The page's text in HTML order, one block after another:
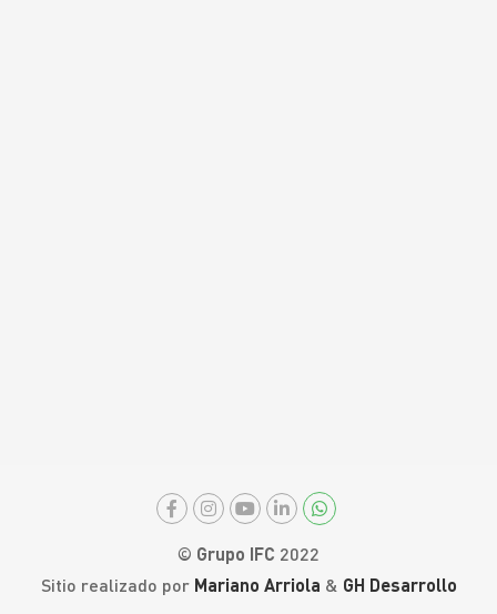
© Grupo IFC 2022
Sitio realizado por Mariano Arriola & GH Desarrollo